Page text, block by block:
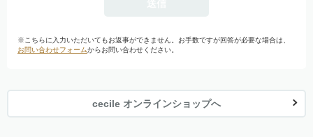
※こちらに入力いただいてもお返事ができません。お手数ですが回答が必要な場合は、
お問い合わせフォームからお問い合わせください。
cecile オンラインショップへ